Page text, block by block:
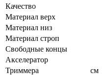
Качество
Материал верх
Материал низ
Материал строп
Свободные концы
Акселератор
Триммера
см